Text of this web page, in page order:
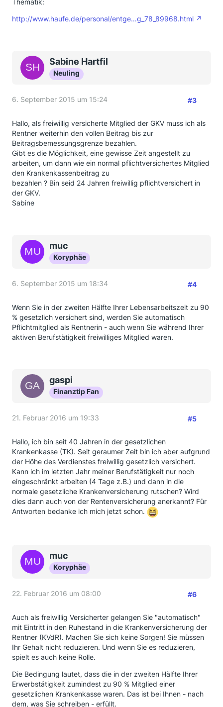
Thematik:
http://www.haufe.de/personal/entge…g_78_89968.html
Sabine Hartfil
Neuling
6. September 2015 um 15:24 #3
Hallo, als freiwillig versicherte Mitglied der GKV muss ich als
Rentner weiterhin den vollen Beitrag bis zur
Beitragsbemessungsgrenze bezahlen.
Gibt es die Möglichkeit, eine gewisse Zeit angestellt zu
arbeiten, um dann wie ein normal pflichtversichertes Mitglied
den Krankenkassenbeitrag zu
bezahlen ? Bin seid 24 Jahren freiwillig pflichtversichert in
der GKV.
Sabine
muc
Koryphäe
6. September 2015 um 18:34 #4
Wenn Sie in der zweiten Hälfte Ihrer Lebensarbeitszeit zu 90
% gesetzlich versichert sind, werden Sie automatisch
Pflichtmitglied als Rentnerin - auch wenn Sie während Ihrer
aktiven Berufstätigkeit freiwilliges Mitglied waren.
gaspi
Finanztip Fan
21. Februar 2016 um 19:33 #5
Hallo, ich bin seit 40 Jahren in der gesetzlichen
Krankenkasse (TK). Seit geraumer Zeit bin ich aber aufgrund
der Höhe des Verdienstes freiwillig gesetzlich versichert.
Kann ich im letzten Jahr meiner Berufstätigkeit nur noch
eingeschränkt arbeiten (4 Tage z.B.) und dann in die
normale gesetzliche Krankenversicherung rutschen? Wird
dies dann auch von der Rentenversicherung anerkannt? Für
Antworten bedanke ich mich jetzt schon.
muc
Koryphäe
22. Februar 2016 um 08:00 #6
Auch als freiwillig Versicherter gelangen Sie "automatisch"
mit Eintritt in den Ruhestand in die Krankenversicherung der
Rentner (KVdR). Machen Sie sich keine Sorgen! Sie müssen
Ihr Gehalt nicht reduzieren. Und wenn Sie es reduzieren,
spielt es auch keine Rolle.
Die Bedingung lautet, dass die in der zweiten Hälfte Ihrer
Erwerbstätigkeit zumindest zu 90 % Mitglied einer
gesetzlichen Krankenkasse waren. Das ist bei Ihnen - nach
dem, was Sie schreiben - erfüllt.